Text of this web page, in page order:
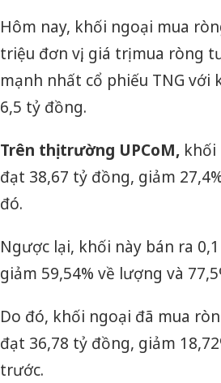
Hôm nay, khối ngoại mua
triệu đơn vị, giá trị mua ròng
mạnh nhất cổ phiếu TNG
6,5 tỷ đồng.
Trên thị trường UPCoM, khối
đạt 38,67 tỷ đồng, giảm
đó.
Ngược lại, khối này bán ra
giảm 59,54% về lượng và
Do đó, khối ngoại đã mua
đạt 36,78 tỷ đồng, giảm
trước.